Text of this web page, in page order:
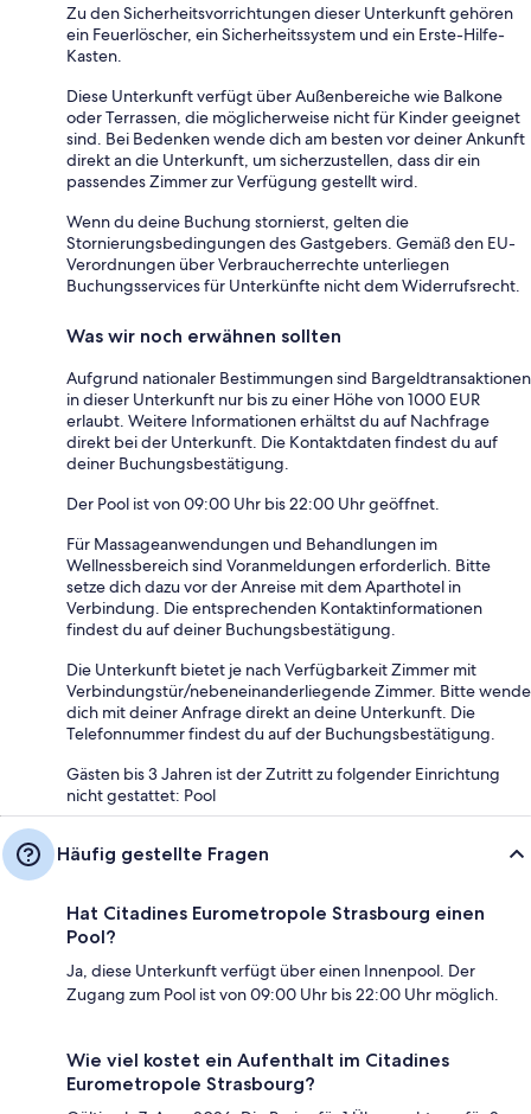
Zu den Sicherheitsvorrichtungen dieser Unterkunft gehören
ein Feuerlöscher, ein Sicherheitssystem und ein Erste-Hilfe-
Kasten.
Diese Unterkunft verfügt über Außenbereiche wie Balkone
oder Terrassen, die möglicherweise nicht für Kinder geeignet
sind. Bei Bedenken wende dich am besten vor deiner Ankunft
direkt an die Unterkunft, um sicherzustellen, dass dir ein
passendes Zimmer zur Verfügung gestellt wird.
Wenn du deine Buchung stornierst, gelten die
Stornierungsbedingungen des Gastgebers. Gemäß den EU-
Verordnungen über Verbraucherrechte unterliegen
Buchungsservices für Unterkünfte nicht dem Widerrufsrecht.
Was wir noch erwähnen sollten
Aufgrund nationaler Bestimmungen sind Bargeldtransaktionen
in dieser Unterkunft nur bis zu einer Höhe von 1000 EUR
erlaubt. Weitere Informationen erhältst du auf Nachfrage
direkt bei der Unterkunft. Die Kontaktdaten findest du auf
deiner Buchungsbestätigung.
Der Pool ist von 09:00 Uhr bis 22:00 Uhr geöffnet.
Für Massageanwendungen und Behandlungen im
Wellnessbereich sind Voranmeldungen erforderlich. Bitte
setze dich dazu vor der Anreise mit dem Aparthotel in
Verbindung. Die entsprechenden Kontaktinformationen
findest du auf deiner Buchungsbestätigung.
Die Unterkunft bietet je nach Verfügbarkeit Zimmer mit
Verbindungstür/nebeneinanderliegende Zimmer. Bitte wende
dich mit deiner Anfrage direkt an deine Unterkunft. Die
Telefonnummer findest du auf der Buchungsbestätigung.
Gästen bis 3 Jahren ist der Zutritt zu folgender Einrichtung
nicht gestattet: Pool
Häufig gestellte Fragen
Hat Citadines Eurometropole Strasbourg einen
Pool?
Ja, diese Unterkunft verfügt über einen Innenpool. Der
Zugang zum Pool ist von 09:00 Uhr bis 22:00 Uhr möglich.
Wie viel kostet ein Aufenthalt im Citadines
Eurometropole Strasbourg?